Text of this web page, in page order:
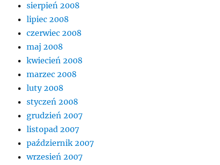
sierpień 2008
lipiec 2008
czerwiec 2008
maj 2008
kwiecień 2008
marzec 2008
luty 2008
styczeń 2008
grudzień 2007
listopad 2007
październik 2007
wrzesień 2007